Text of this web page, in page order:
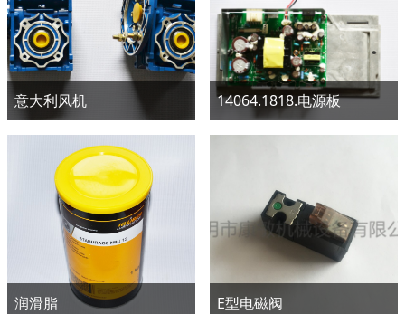
意大利风机 14064.1818.电源板
润滑脂 E型电磁阀